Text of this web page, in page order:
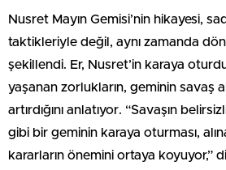
Nusret Mayın Gemisi’nin hikayesi,
taktikleriyle değil, aynı zamanda
şekillendi. Er, Nusret’in karaya
yaşanan zorlukların, geminin savaş
artırdığını anlatıyor. “Savaşın
gibi bir geminin karaya oturması,
kararların önemini ortaya koyuyor,”